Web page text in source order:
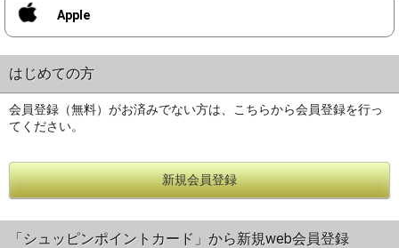
Apple
はじめての方
会員登録（無料）がお済みでない方は、こちらから会員登録を行っ
てください。
新規会員登録
「シュッピンポイントカード」から新規web会員登録